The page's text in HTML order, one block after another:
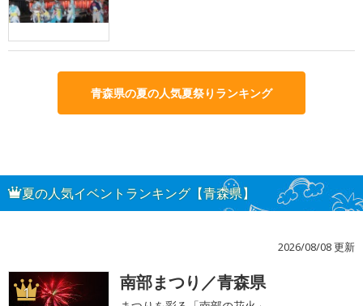
青森県の夏の人気夏祭りランキング
夏の人気イベントランキング【青森県】
2026/08/08 更新
1 南部まつり／青森県